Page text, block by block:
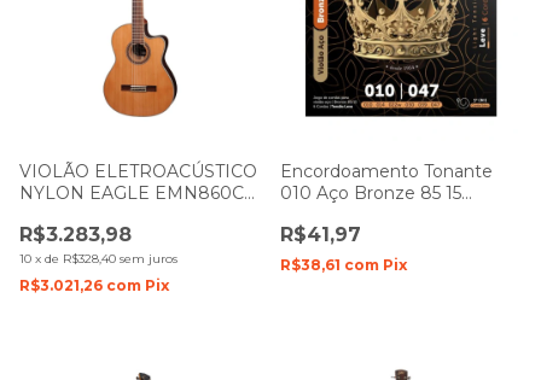
VIOLÃO ELETROACÚSTICO
NYLON EAGLE EMN860C
R$3.283,98
10 x de R$328,40 sem juros
R$3.021,26 com Pix
Encordoamento Tonante
010 Aço Bronze 85 15
TNVA10B85
R$41,97
R$38,61 com Pix